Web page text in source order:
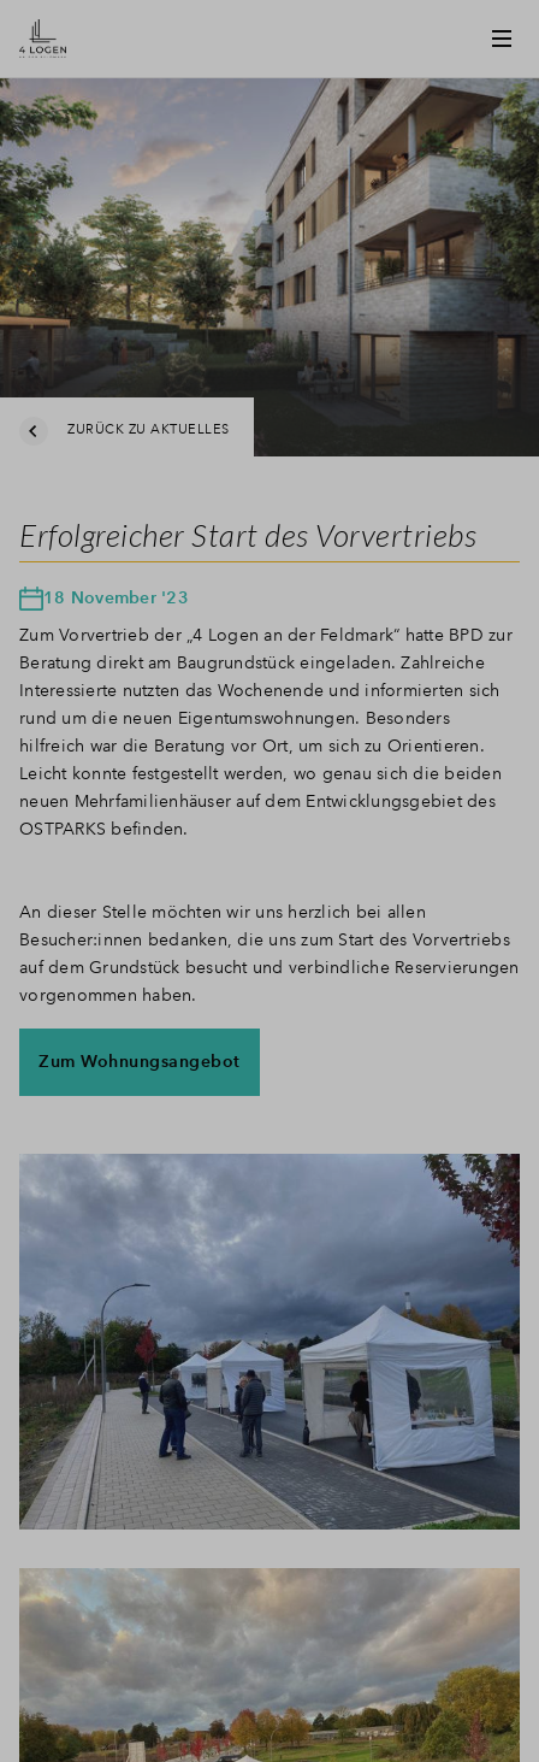
ZURÜCK ZU AKTUELLES
Erfolgreicher Start des Vorvertriebs
18 November '23
Zum Vorvertrieb der „4 Logen an der Feldmark“ hatte BPD zur
Beratung direkt am Baugrundstück eingeladen. Zahlreiche
Interessierte nutzten das Wochenende und informierten sich
rund um die neuen Eigentumswohnungen. Besonders
hilfreich war die Beratung vor Ort, um sich zu Orientieren.
Leicht konnte festgestellt werden, wo genau sich die beiden
neuen Mehrfamilienhäuser auf dem Entwicklungsgebiet des
OSTPARKS befinden.
An dieser Stelle möchten wir uns herzlich bei allen
Besucher:innen bedanken, die uns zum Start des Vorvertriebs
auf dem Grundstück besucht und verbindliche Reservierungen
vorgenommen haben.
Zum Wohnungsangebot